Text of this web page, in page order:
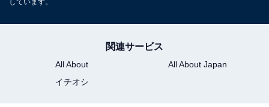
しています。
関連サービス
All About
All About Japan
イチオシ